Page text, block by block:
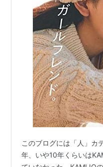
このブログには「人」カ
年、いや10年くらいは